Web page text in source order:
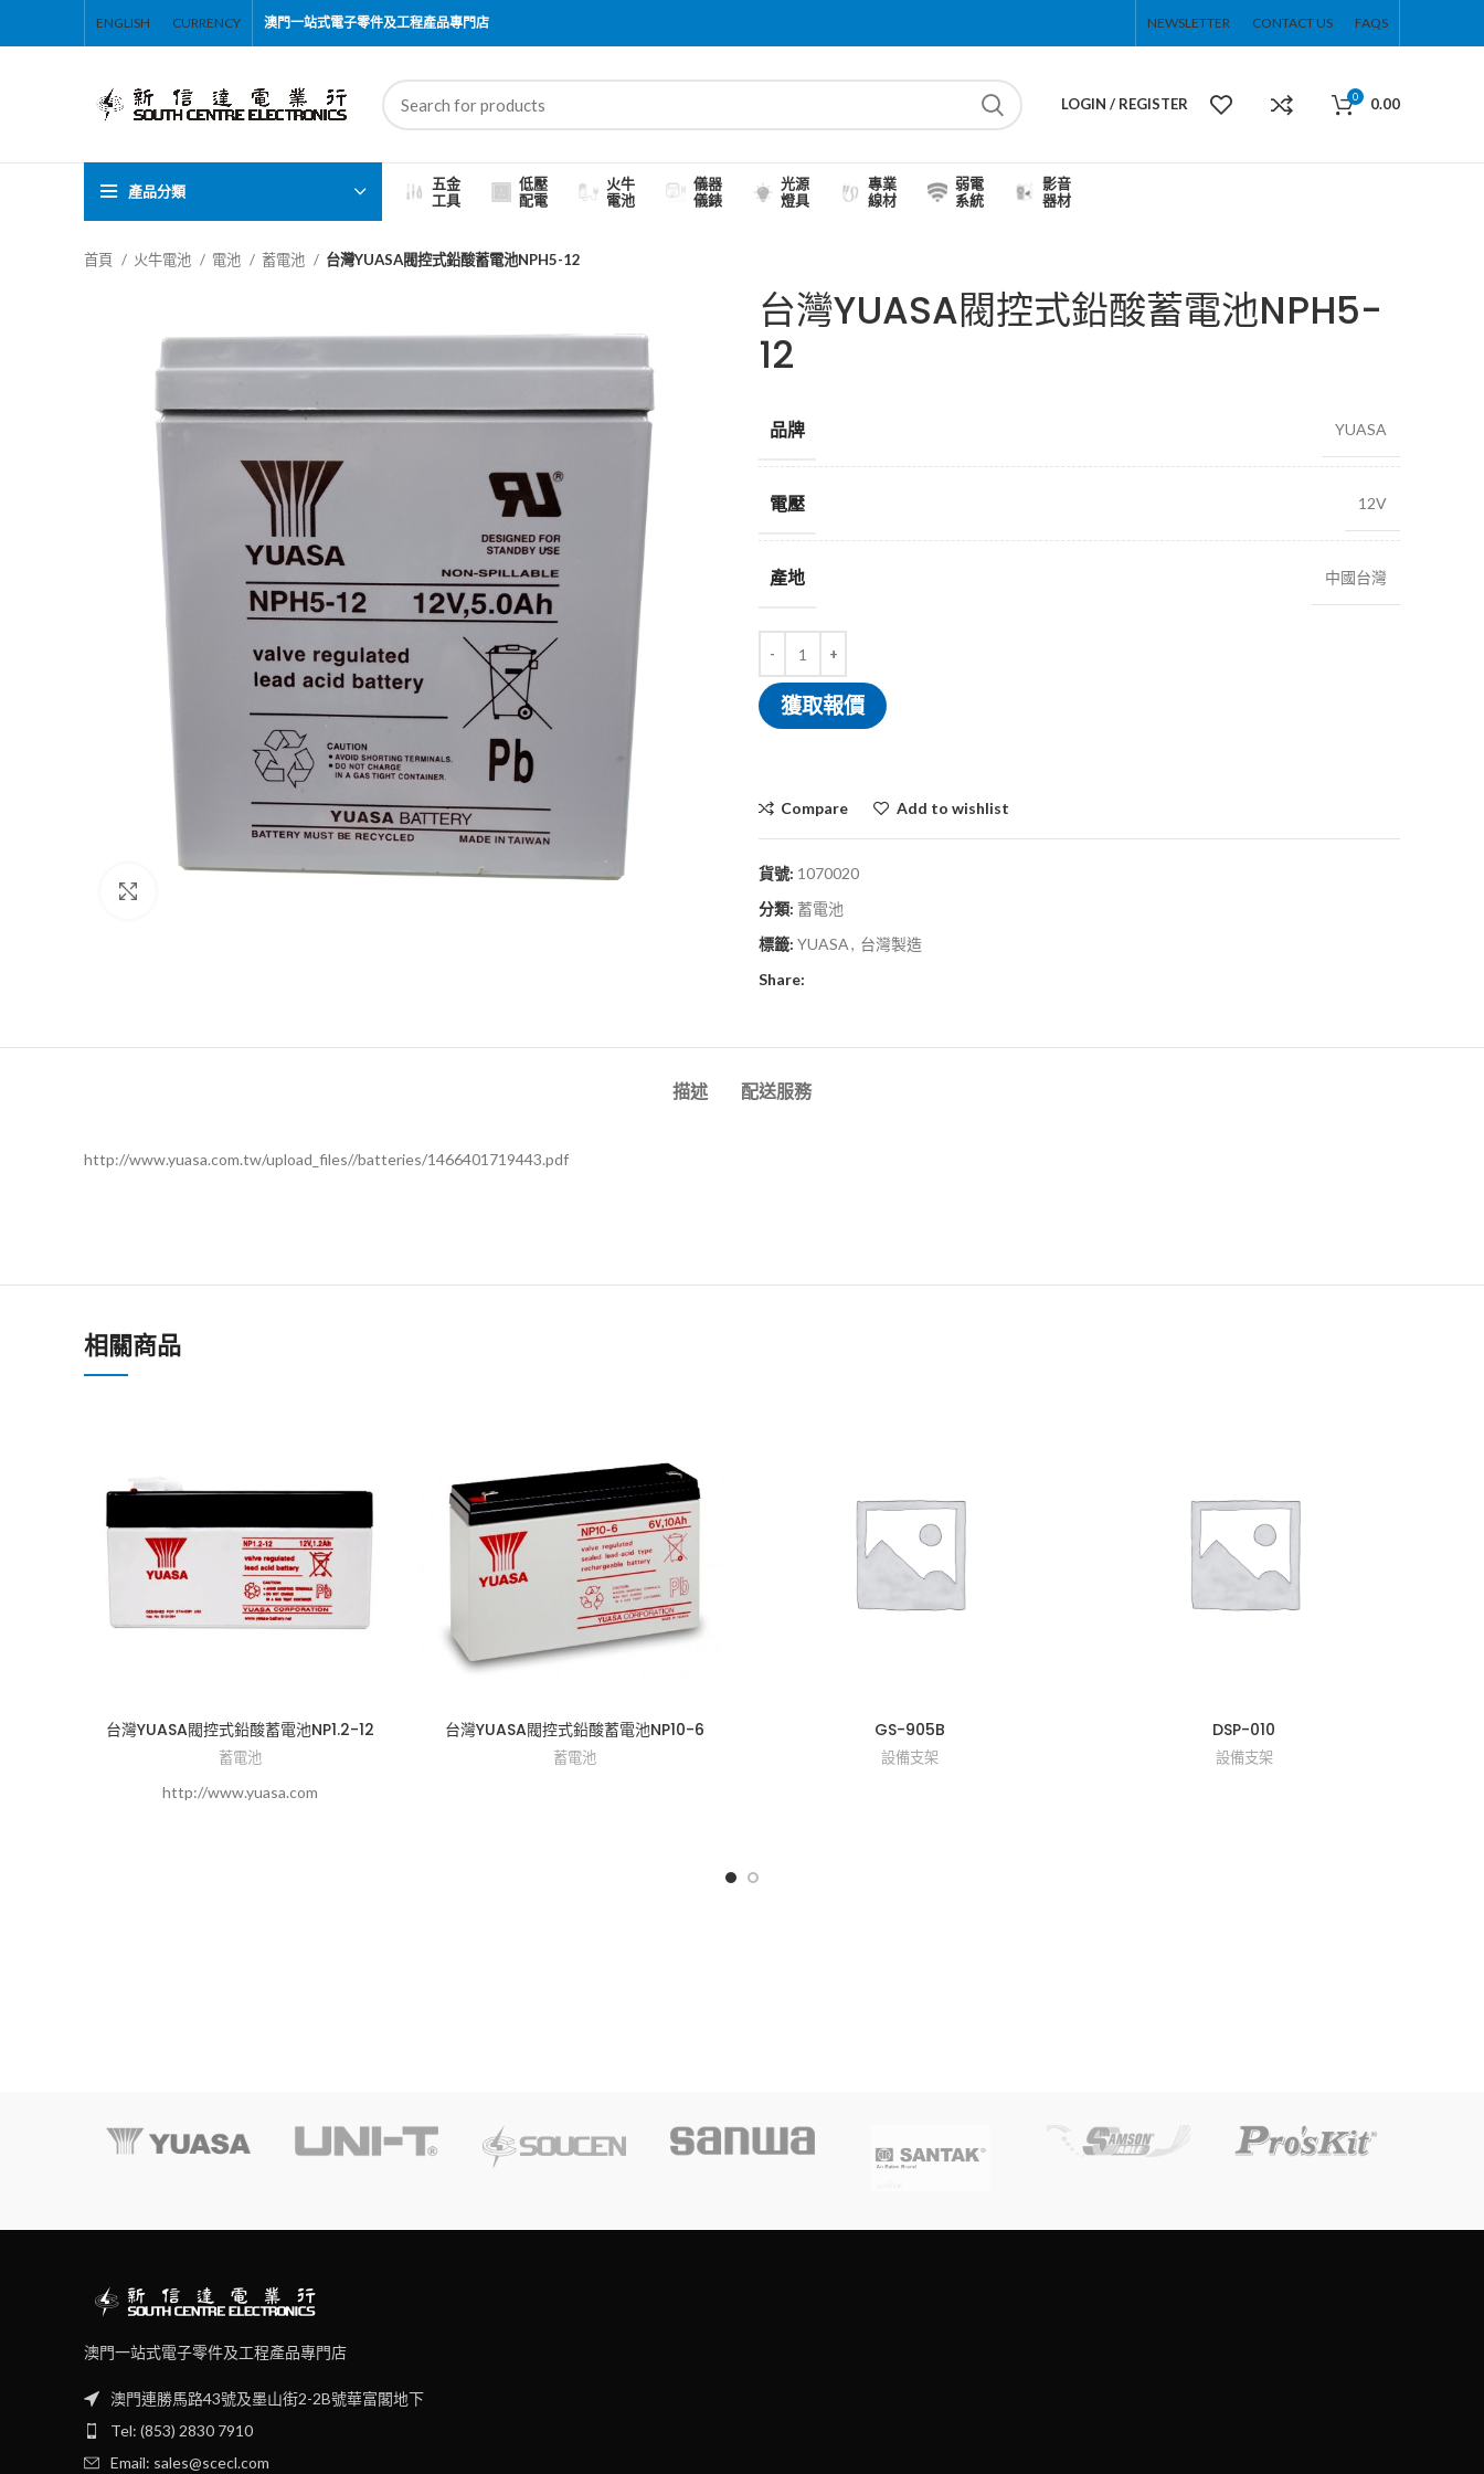
ENGLISH CURRENCY 澳門一站式電子零件及工程產品專門店 NEWSLETTER CONTACT US FAQS
LOGIN / REGISTER 0 0.00
產品分類
五金
工具
低壓
配電
火牛
電池
儀器
儀錶
光源
燈具
專業
線材
弱電
系統
影音
器材
首頁 火牛電池 電池 蓄電池 台灣YUASA閥控式鉛酸蓄電池NPH5-12
台灣YUASA閥控式鉛酸蓄電池NPH5-
12
品牌 YUASA
電壓 12V
產地 中國台灣
獲取報價
Compare Add to wishlist
貨號: 1070020
分類: 蓄電池
標籤: YUASA, 台灣製造
Share:
描述 配送服務
http://www.yuasa.com.tw/upload_files//batteries/1466401719443.pdf
相關商品
台灣YUASA閥控式鉛酸蓄電池NP1.2-12
蓄電池
http://www.yuasa.com
台灣YUASA閥控式鉛酸蓄電池NP10-6
蓄電池
GS-905B
設備支架
DSP-010
設備支架
澳門一站式電子零件及工程產品專門店
澳門連勝馬路43號及墨山街2-2B號華富閣地下
Tel: (853) 2830 7910
Email: sales@scecl.com